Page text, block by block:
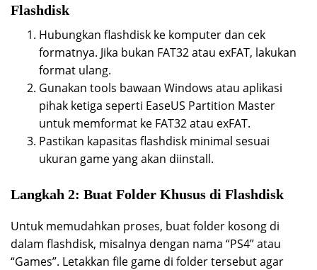
Flashdisk
Hubungkan flashdisk ke komputer dan cek
formatnya. Jika bukan FAT32 atau exFAT, lakukan
format ulang.
Gunakan tools bawaan Windows atau aplikasi
pihak ketiga seperti EaseUS Partition Master
untuk memformat ke FAT32 atau exFAT.
Pastikan kapasitas flashdisk minimal sesuai
ukuran game yang akan diinstall.
Langkah 2: Buat Folder Khusus di Flashdisk
Untuk memudahkan proses, buat folder kosong di
dalam flashdisk, misalnya dengan nama “PS4” atau
“Games”. Letakkan file game di folder tersebut agar